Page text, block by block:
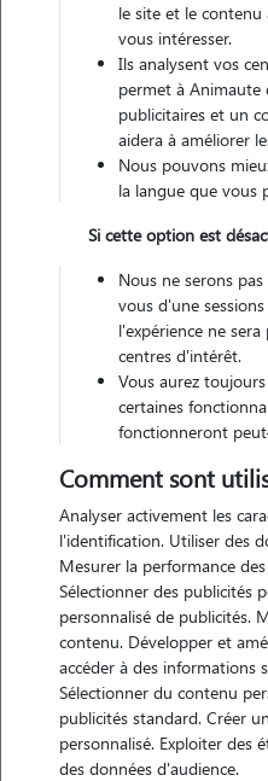
L'envoi d'une
Motivation
bonjour, passionnée par les
proposer mes services pour
une grande affection et un
quatre pattes, je veille à leur
épanouissement lors de chaque
responsable et attentive à leurs
à leurs habitudes pour qu'ils se
le site et le contenu
vous intéresser.
Ils analysent vos
permet à Animaute
publicitaires et un
aidera à améliorer
Nous pouvons
la langue que vous
Si cette option est
Nous ne serons
vous d'une
l'expérience ne
centres d'intérêt.
Vous aurez
certaines
fonctionneront
Comment sont
Analyser activement les
l'identification. Utiliser des
Mesurer la performance
Sélectionner des publicités
personnalisé de publicités.
contenu. Développer et
accéder à des informations
Sélectionner du contenu
publicités standard. Créer
personnalisé. Exploiter des
des données d'audience.